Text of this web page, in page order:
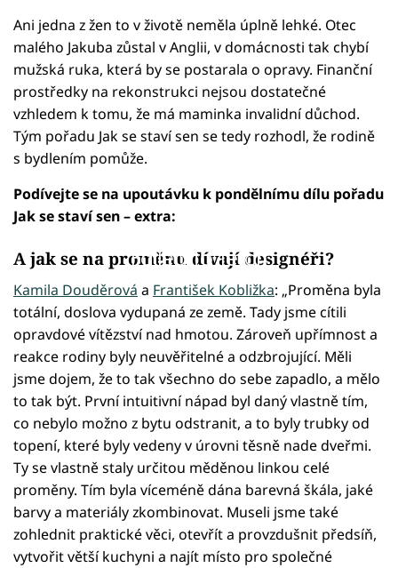
Ani jedna z žen to v životě neměla úplně lehké. Otec
malého Jakuba zůstal v Anglii, v domácnosti tak chybí
mužská ruka, která by se postarala o opravy. Finanční
prostředky na rekonstrukci nejsou dostatečné
vzhledem k tomu, že má maminka invalidní důchod.
Tým pořadu Jak se staví sen se tedy rozhodl, že rodině
s bydlením pomůže.
Podívejte se na upoutávku k pondělnímu dílu pořadu
Jak se staví sen – extra:
Failed to fetch
A jak se na proměnu dívají designéři?
Kamila Douděrová a František Kobližka: „Proměna byla
totální, doslova vydupaná ze země. Tady jsme cítili
opravdové vítězství nad hmotou. Zároveň upřímnost a
reakce rodiny byly neuvěřitelné a odzbrojující. Měli
jsme dojem, že to tak všechno do sebe zapadlo, a mělo
to tak být. První intuitivní nápad byl daný vlastně tím,
co nebylo možno z bytu odstranit, a to byly trubky od
topení, které byly vedeny v úrovni těsně nade dveřmi.
Ty se vlastně staly určitou měděnou linkou celé
proměny. Tím byla víceméně dána barevná škála, jaké
barvy a materiály zkombinovat. Museli jsme také
zohlednit praktické věci, otevřít a provzdušnit předsíň,
vytvořit větší kuchyni a najít místo pro společné